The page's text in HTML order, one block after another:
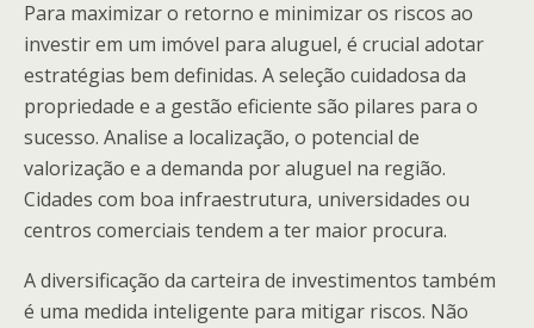
Para maximizar o retorno e minimizar os riscos ao
investir em um imóvel para aluguel, é crucial adotar
estratégias bem definidas. A seleção cuidadosa da
propriedade e a gestão eficiente são pilares para o
sucesso. Analise a localização, o potencial de
valorização e a demanda por aluguel na região.
Cidades com boa infraestrutura, universidades ou
centros comerciais tendem a ter maior procura.
A diversificação da carteira de investimentos também
é uma medida inteligente para mitigar riscos. Não